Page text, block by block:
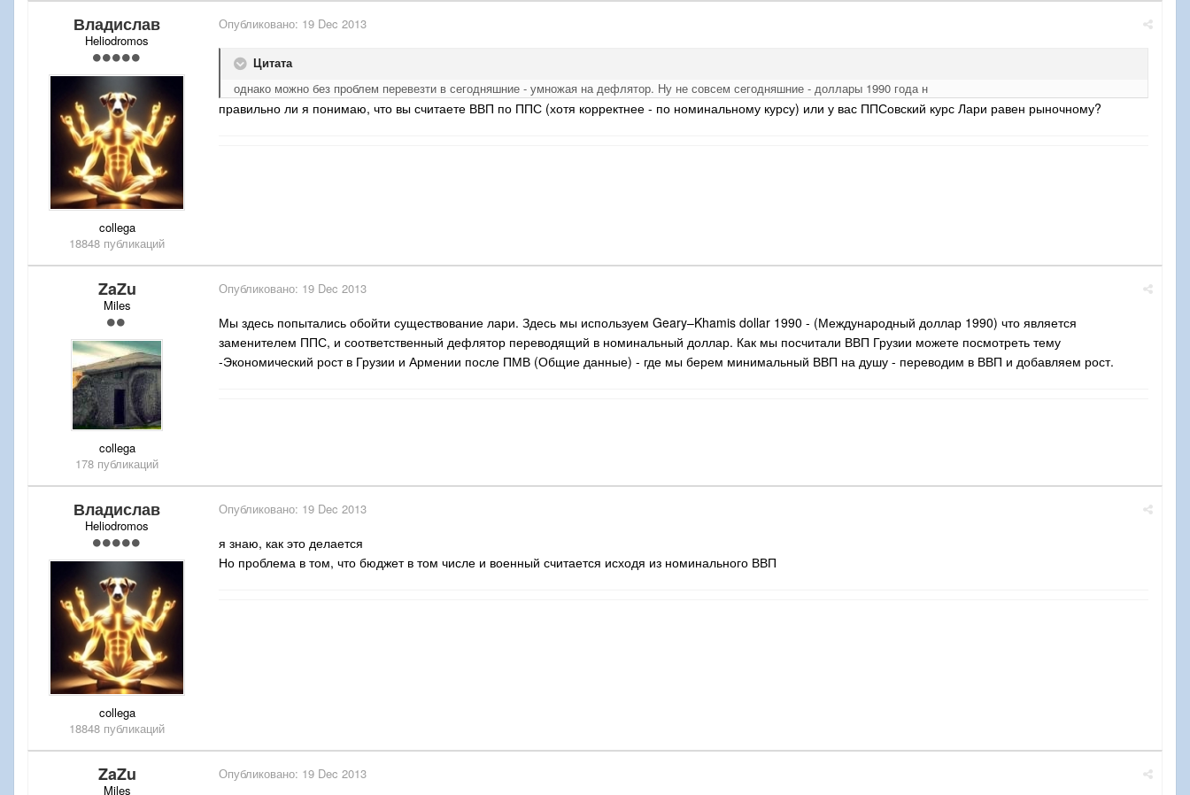
Владислав
Heliodromos
collega
18848 публикаций
Опубликовано: 19 Dec 2013
Цитата
однако можно без проблем перевезти в сегодняшние - умножая на дефлятор. Ну не совсем сегодняшние - доллары 1990 года н
правильно ли я понимаю, что вы считаете ВВП по ППС (хотя корректнее - по номинальному курсу) или у вас ППСовский курс Лари равен рыночному?
ZaZu
Miles
collega
178 публикаций
Опубликовано: 19 Dec 2013
Мы здесь попытались обойти существование лари. Здесь мы используем Geary–Khamis dollar 1990 - (Международный доллар 1990) что является
заменителем ППС, и соответственный дефлятор переводящий в номинальный доллар. Как мы посчитали ВВП Грузии можете посмотреть тему
-Экономический рост в Грузии и Армении после ПМВ (Общие данные) - где мы берем минимальный ВВП на душу - переводим в ВВП и добавляем рост.
Владислав
Heliodromos
collega
18848 публикаций
Опубликовано: 19 Dec 2013
я знаю, как это делается
Но проблема в том, что бюджет в том числе и военный считается исходя из номинального ВВП
ZaZu
Miles
Опубликовано: 19 Dec 2013